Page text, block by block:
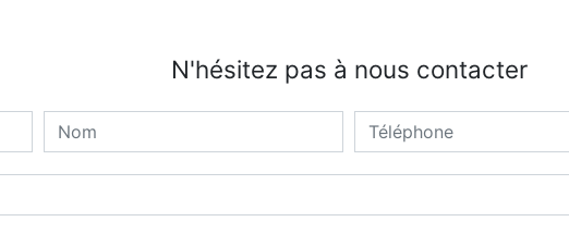
N'hésitez pas à nous contacter